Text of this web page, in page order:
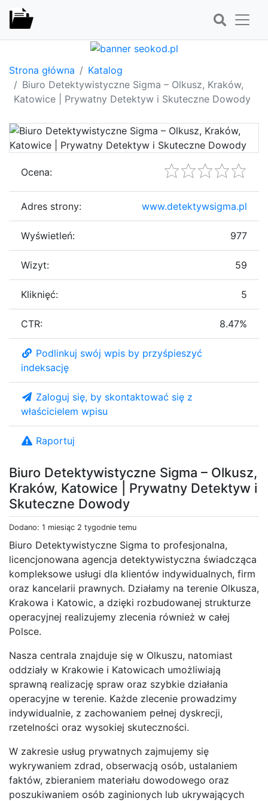
Strona główna
Katalog
Biuro Detektywistyczne Sigma – Olkusz, Kraków,
Katowice | Prywatny Detektyw i Skuteczne Dowody
Biuro Detektywistyczne Sigma – Olkusz,
Kraków, Katowice | Prywatny Detektyw i
Skuteczne Dowody
Dodano: 1 miesiąc 2 tygodnie temu
Biuro Detektywistyczne Sigma to profesjonalna,
licencjonowana agencja detektywistyczna świadcząca
kompleksowe usługi dla klientów indywidualnych, firm
oraz kancelarii prawnych. Działamy na terenie Olkusza,
Krakowa i Katowic, a dzięki rozbudowanej strukturze
operacyjnej realizujemy zlecenia również w całej
Polsce.
Nasza centrala znajduje się w Olkuszu, natomiast
oddziały w Krakowie i Katowicach umożliwiają
sprawną realizację spraw oraz szybkie działania
operacyjne w terenie. Każde zlecenie prowadzimy
indywidualnie, z zachowaniem pełnej dyskrecji,
rzetelności oraz wysokiej skuteczności.
W zakresie usług prywatnych zajmujemy się
wykrywaniem zdrad, obserwacją osób, ustalaniem
faktów, zbieraniem materiału dowodowego oraz
poszukiwaniem osób zaginionych lub ukrywających
Ocena:
Adres strony: www.detektywsigma.pl
Wyświetleń: 977
Wizyt: 59
Kliknięć: 5
CTR: 8.47%
Podlinkuj swój wpis by przyśpieszyć
indeksację
Zaloguj się, by skontaktować się z
właścicielem wpisu
Raportuj